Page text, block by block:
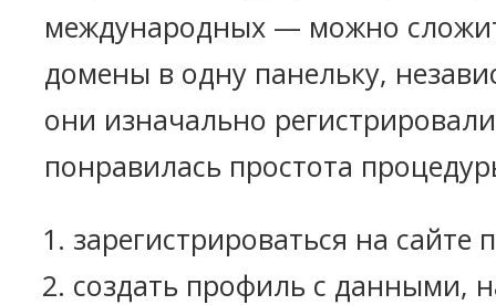
международных — можно
домены в одну панельку,
они изначально
понравилась простота
зарегистрироваться на сайте
создать профиль с данными,